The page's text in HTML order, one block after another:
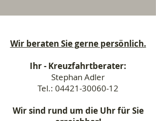
Wir beraten Sie gerne persönlich.
Ihr - Kreuzfahrtberater:
Stephan Adler
Tel.: 04421-30060-12
Wir sind rund um die Uhr für Sie